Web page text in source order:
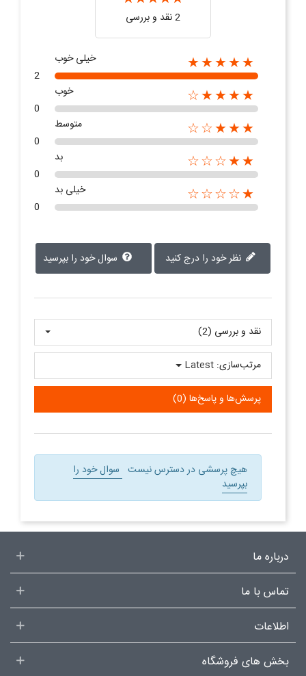
2 نقد و بررسی‌‌
★★★★★
خیلی خوب
2
★★★★☆
خوب
0
★★★☆☆
متوسط
0
★★☆☆☆
بد
0
★☆☆☆☆
خیلی بد
0
سوال خود را بپرسید
نقد و بررسی‌‌ (2)
پرسش‌ها و پاسخ‌ها (0)
مرتب‌سازی: Latest
هیچ پرسشی در دسترس نیست سوال خود را
بپرسید
درباره ما
تماس با ما
اطلاعات
بخش های فروشگاه